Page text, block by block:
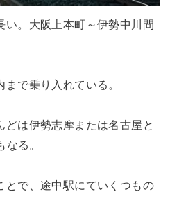
い。大阪上本町～伊勢中川間
で乗り入れている。
どは伊勢志摩または名古屋と
る。
とで、途中駅にていくつもの